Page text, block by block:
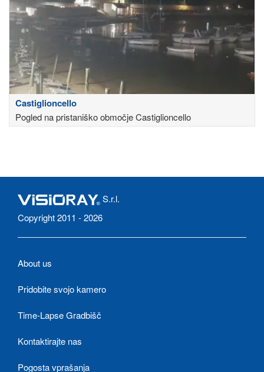
Castiglioncello
Pogled na pristaniško območje Castiglioncello
S.r.l.
Copyright 2011 - 2026
About us
Pridobite svojo kamero
Time-Lapse Gradbišč
Kontaktirajte nas
Pogosta vprašanja